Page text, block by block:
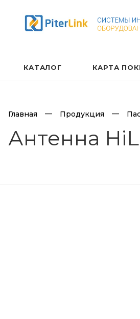
КАТАЛОГ КАРТА
Главная Продукция
Антенна